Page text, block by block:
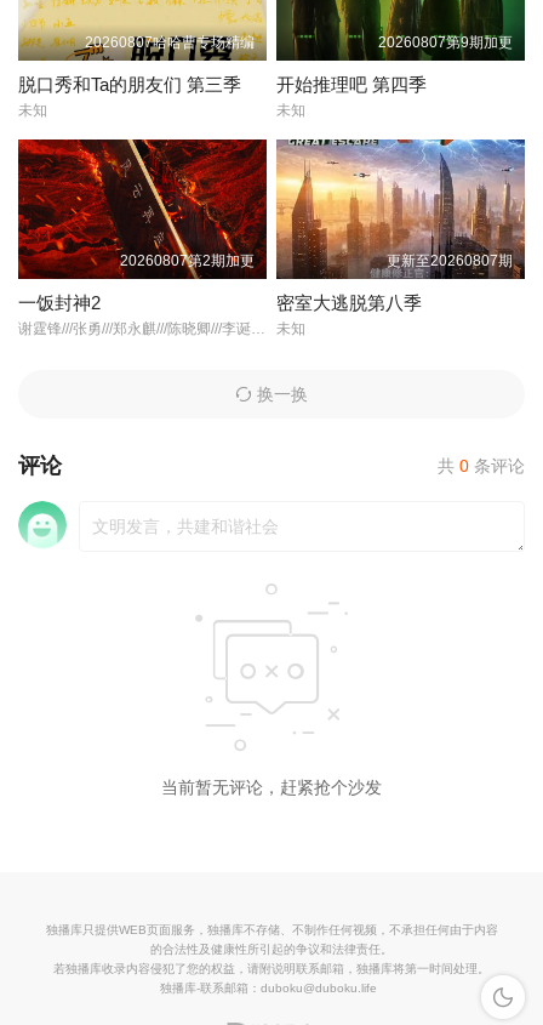
20260807哈哈曹专场精编
脱口秀和Ta的朋友们 第三季
未知
20260807第9期加更
开始推理吧 第四季
未知
20260807第2期加更
一饭封神2
谢霆锋///张勇///郑永麒///陈晓卿///李诞///屈雨瑜///杨艳彬///黎子安/
更新至20260807期
密室大逃脱第八季
未知
换一换
评论 共 0 条评论
当前暂无评论，赶紧抢个沙发
深色模
独播库只提供WEB页面服务，独播库不存储、不制作任何视频，不承担任何由于内容
的合法性及健康性所引起的争议和法律责任。
若独播库收录内容侵犯了您的权益，请附说明联系邮箱，独播库将第一时间处理。
独播库-联系邮箱：duboku@duboku.life